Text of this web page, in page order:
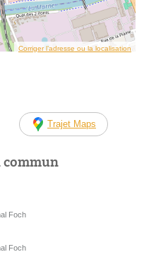
Corriger l’adresse ou la localisation
Trajet Maps
Foch
Foch